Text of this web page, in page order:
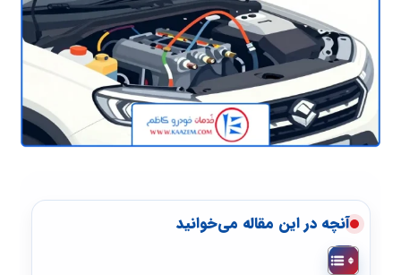
آنچه در این مقاله می‌خوانید